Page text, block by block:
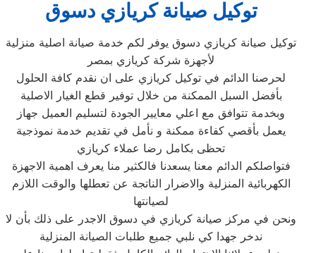
توكيل صيانة كريازي دسوق
توكيل صيانة كريازي دسوق يوفر لكم خدمة صيانة اصلية منزلية
لأجهزة شركة كريازي بمصر
لحرصنا الدائم في توكيل كريازي على ان نقدم كافة الحلول
بأفضل السبل الممكنة من خلال توفير قطع الغيار الاصلية
وبخدمة تتوافق مع اعلي معايير الجودة لتسليم العميل جهاز
يعمل بأقصي كفاءة ممكنة و نأمل في تقديم خدمة نموذجية
تحظى بكامل رضا عملاء كريازي
فتواصلكم الدائم معنا يسعدنا فالكثير منا يعرف اهمية الاجهزة
الكهربائية المنزلية والاضرار الناتجة عن تعطلها والوقت اللازم
لصيانتها
ونحن في مركز صيانة كريازي في دسوق الاجدر على ذلك بأن لا
ندخر جهدا كي نلبي جميع طلبات الصيانة المنزلية